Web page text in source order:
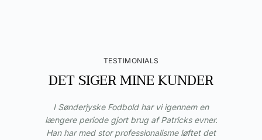
TESTIMONIALS
DET SIGER MINE KUNDER
I Sønderjyske Fodbold har vi igennem en
længere periode gjort brug af Patricks evner.
Han har med stor professionalisme løftet det